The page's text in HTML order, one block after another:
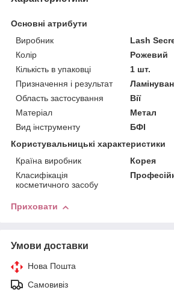
Основні атрибути
Виробник
Lash
Колір
Рожевий
Кількість в упаковці
1 шт.
Призначення і результат
Область застосування
Вії
Матеріал
Метал
Вид інструменту
БФІ
Користувальницькі характеристики
Країна виробник
Корея
Класифікація
косметичного засобу
Приховати
Умови доставки
Нова Пошта
Самовивіз